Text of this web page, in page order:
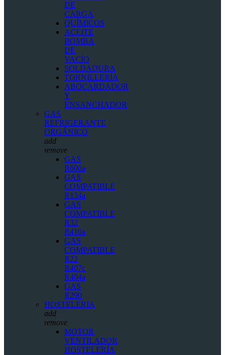
DE
CARGA
QUÍMICOS
ACEITE
BOMBA
DE
VACÍO
SOLDADURA
TORNILLERÍA
ABOCARDADOR
Y
ENSANCHADOR
GAS
REFRIGERANTE
ORGÁNICO
add
remove
GAS
R600a
GAS
COMPATIBLE
R134a
GAS
COMPATIBLE
R32
R410a
GAS
COMPATIBLE
R22
R407c
R404a
GAS
R290
HOSTELERIA
add
remove
MOTOR
VENTILADOR
HOSTELERÍA